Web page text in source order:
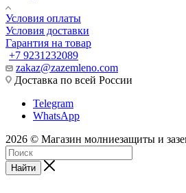
Условия оплаты
Условия доставки
Гарантия на товар
+7 9231232089
zakaz@zazemleno.com
Доставка по всей России
Telegram
WhatsApp
2026 © Магазин молниезащиты и
Найти